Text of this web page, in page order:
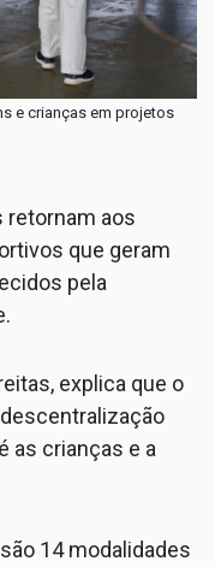
e crianças em projetos
retornam aos
que geram
pela
explica que o
as crianças e a
são 14 modalidades